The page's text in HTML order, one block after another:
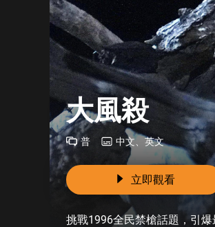
大風殺
普 中文、英文
立即觀看
挑戰1996全民禁槍話題，引